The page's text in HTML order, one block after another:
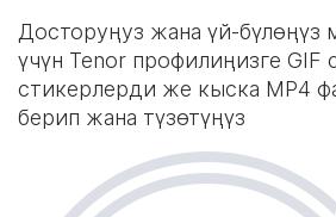
Досторуңуз жана үй-бүлөңүз
үчүн Tenor профилиңизге GIF
стикерлерди же кыска MP4
берип жана түзөтүңүз